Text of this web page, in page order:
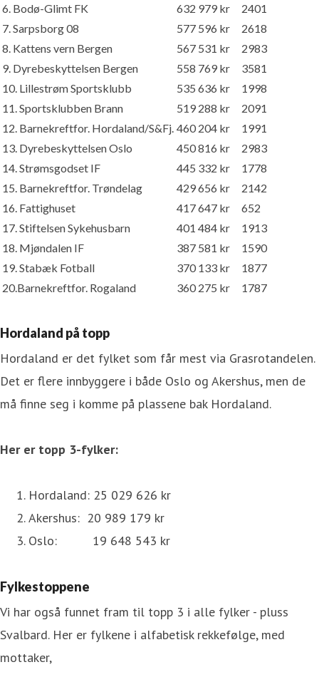
6. Bodø-Glimt FK 632 979 kr
2401
7. Sarpsborg 08
577 596 kr
2618
8. Kattens vern Bergen
567 531 kr
2983
9. Dyrebeskyttelsen Bergen
558 769 kr
3581
10. Lillestrøm Sportsklubb
535 636 kr
1998
11. Sportsklubben Brann
519 288 kr
2091
12. Barnekreftfor. Hordaland/S&Fj. 460 204 kr
1991
13. Dyrebeskyttelsen Oslo
450 816 kr
2983
14. Strømsgodset IF
445 332 kr
1778
15. Barnekreftfor. Trøndelag
429 656 kr
2142
16. Fattighuset
417 647 kr
652
17. Stiftelsen Sykehusbarn
401 484 kr
1913
18. Mjøndalen IF
387 581 kr
1590
19. Stabæk Fotball
370 133 kr
1877
20.Barnekreftfor. Rogaland
360 275 kr 1787
Hordaland på topp
Hordaland er det fylket som får mest via Grasrotandelen.
Det er flere innbyggere i både Oslo og Akershus, men de
må finne seg i komme på plassene bak Hordaland.
Her er topp 3-fylker:
Hordaland: 25 029 626 kr
Akershus: 20 989 179 kr
Oslo: 19 648 543 kr
Fylkestoppene
Vi har også funnet fram til topp 3 i alle fylker - pluss
Svalbard. Her er fylkene i alfabetisk rekkefølge, med
mottaker,